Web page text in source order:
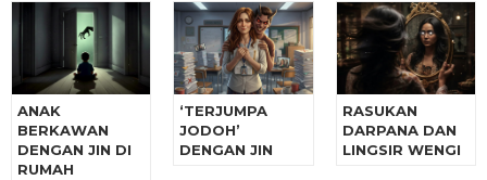
ANAK
BERKAWAN
DENGAN JIN DI
RUMAH
‘TERJUMPA
JODOH’
DENGAN JIN
RASUKAN
DARPANA DAN
LINGSIR WENGI